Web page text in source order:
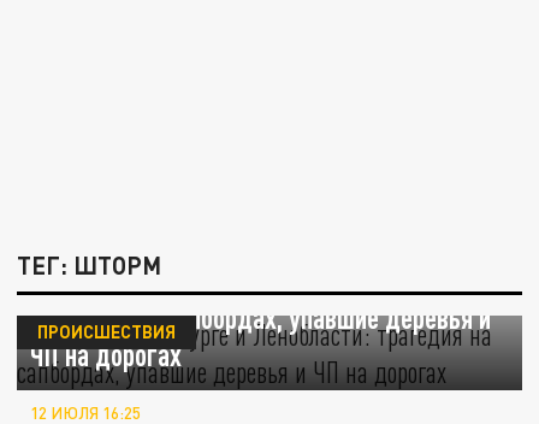
ТЕГ: ШТОРМ
Шторм в Петербурге и Ленобласти:
трагедия на сапбордах, упавшие деревья и
ЧП на дорогах
ПРОИСШЕСТВИЯ
12 ИЮЛЯ 16:25